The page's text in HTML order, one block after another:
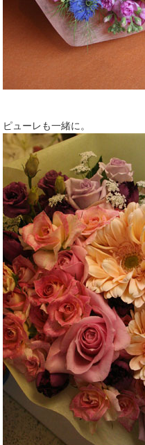
ピューレも一緒に。